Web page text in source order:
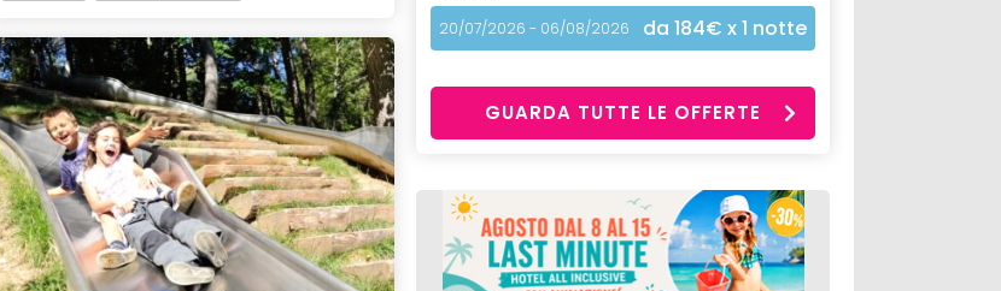
20/07/2026 - 06/08/2026 da 184€ x 1 notte
GUARDA TUTTE LE OFFERTE